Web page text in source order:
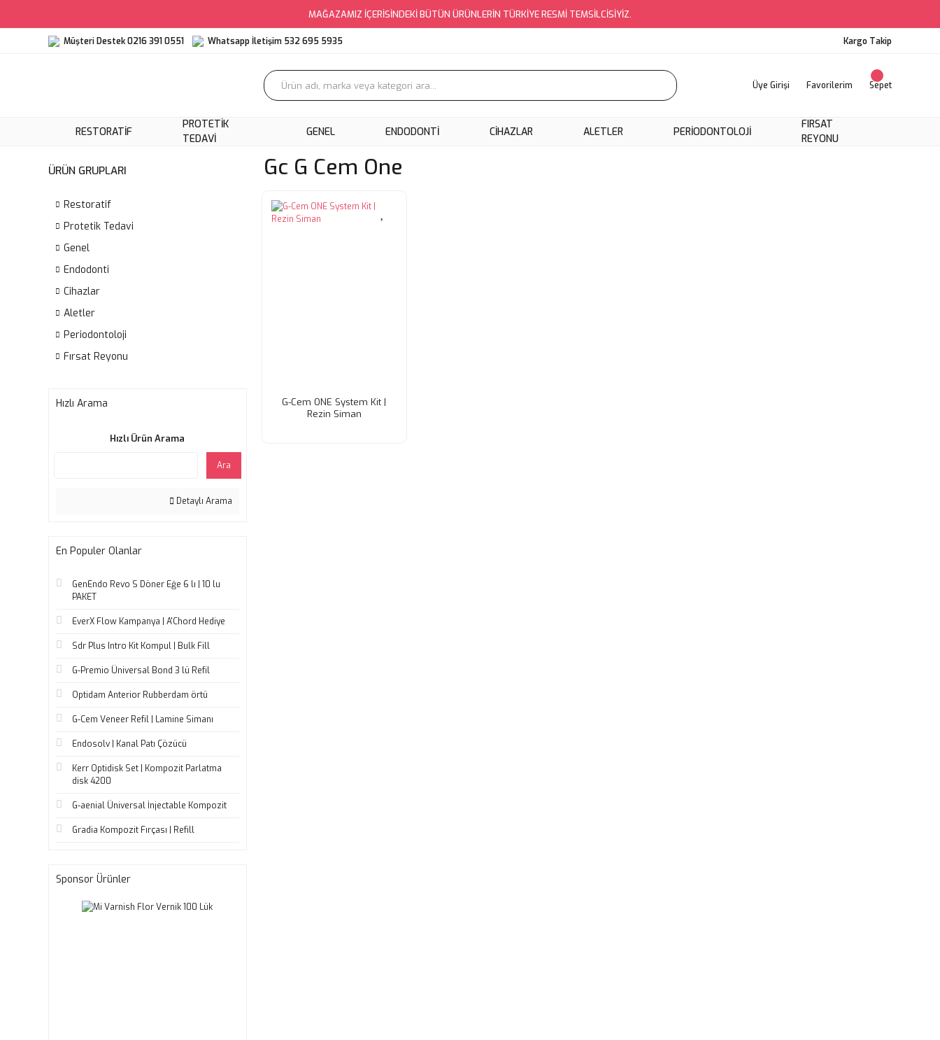
MAĞAZAMIZ İÇERİSİNDEKİ BÜTÜN ÜRÜNLERİN TÜRKİYE RESMİ TEMSİLCİSİYİZ.
Müşteri Destek 0216 391 0551 Whatsapp İletişim 532 695 5935 Kargo Takip
Üye Girişi Favorilerim Sepet
RESTORATIF
PROTETIK
TEDAVI
GENEL ENDODONTI CIHAZLAR ALETLER PERIODONTOLOJI
FIRSAT
REYONU
ÜRÜN GRUPLARI
Restoratif
Protetik Tedavi
Genel
Endodonti
Cihazlar
Aletler
Periodontoloji
Fırsat Reyonu
Hızlı Arama
Hızlı Ürün Arama
Ara
Detaylı Arama
En Populer Olanlar
GenEndo Revo S Döner Eğe 6 lı | 10 lu
PAKET
EverX Flow Kampanya | A'Chord Hediye
Sdr Plus Intro Kit Kompul | Bulk Fill
G-Premio Üniversal Bond 3 lü Refil
Optidam Anterior Rubberdam örtü
G-Cem Veneer Refil | Lamine Simanı
Endosolv | Kanal Patı Çözücü
Kerr Optidisk Set | Kompozit Parlatma
disk 4200
G-aenial Üniversal İnjectable Kompozit
Gradia Kompozit Fırçası | Refill
Sponsor Ürünler
Gc G Cem One
G-Cem ONE System Kit |
Rezin Siman